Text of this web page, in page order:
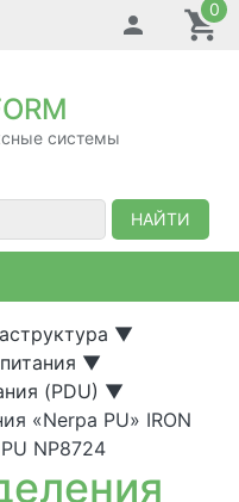
0
системы
НАЙТИ
▼
▼
(PDU) ▼
«Nerpa PU» IRON
NP8724